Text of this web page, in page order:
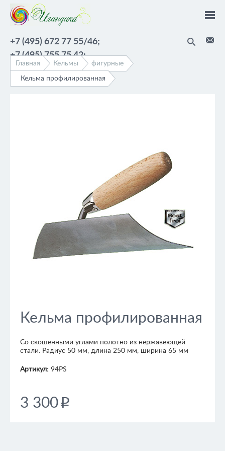
Перейти к основному содержанию
+7 (495) 672 77 55/46;
+7 (495) 755 75 42;
Главная Кельмы фигурные
Кельма профилированная
Кельма профилированная
Cо скошенными углами полотно из нержавеющей
стали. Радиус 50 мм, длина 250 мм, ширина 65 мм
Артикул: 94PS
3 300 p